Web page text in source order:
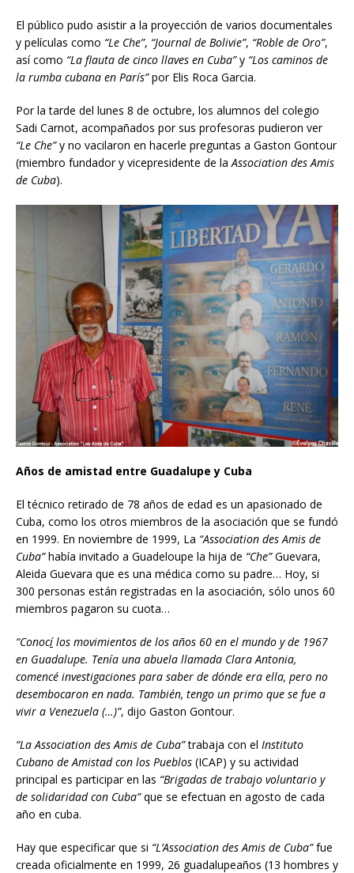
El público pudo asistir a la proyección de varios documentales
y películas como “Le Che”, “Journal de Bolivie”, “Roble de Oro”,
así como “La flauta de cinco llaves en Cuba”y “Los caminos de
la rumba cubana en París”por Elis Roca Garcia.
Por la tarde del lunes 8 de octubre, los alumnos del colegio
Sadi Carnot, acompañados por sus profesoras pudieron ver
“Le Che”y no vacilaron en hacerle preguntas a Gaston Gontour
(miembro fundador y vicepresidente de la Association des Amis
de Cuba).
Años de amistad entre Guadalupe y Cuba
El técnico retirado de 78 años de edad es un apasionado de
Cuba, como los otros miembros de la asociación que se fundó
en 1999. En noviembre de 1999, La “Association des Amis de
Cuba”había invitado a Guadeloupe la hija de “Che”Guevara,
Aleida Guevara que es una médica como su padre… Hoy, si
300 personas están registradas en la asociación, sólo unos 60
miembros pagaron su cuota…
“Conocílos movimientos de los años 60 en el mundo y de 1967
en Guadalupe. Tenía una abuela llamada Clara Antonia,
comencé investigaciones para saber de dónde era ella, pero no
desembocaron en nada. También, tengo un primo que se fue a
vivir a Venezuela (…)”, dijo Gaston Gontour.
“La Association des Amis de Cuba”trabaja con el Instituto
Cubano de Amistad con los Pueblos (ICAP) y su actividad
principal es participar en las “Brigadas de trabajo voluntario y
de solidaridad con Cuba”que se efectuan en agosto de cada
año en cuba.
Hay que especificar que si “L’Association des Amis de Cuba”fue
creada oficialmente en 1999, 26 guadalupeaños (13 hombres y